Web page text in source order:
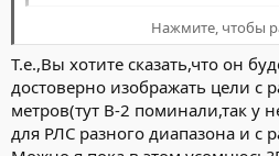
Нажмите, чтобы
МАЛД может таскать 10-15м
по длине и РЛ сигнатура не будет
например. Другая конфигурация и
На вас идут 15 цели, отметки на
одинаковые, скорость и
быт все МАЛДы, а может и нет, все
Нажмите, чтобы
Т.е.,Вы хотите сказать,что он
достоверно изображать цели с
метров(тут В-2 поминали,так у
для РЛС разного диапазона и с